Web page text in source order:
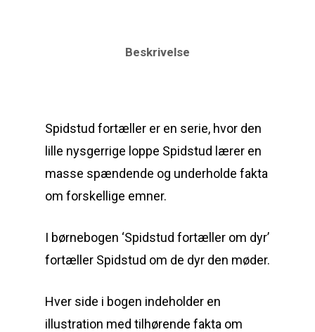
Beskrivelse
Spidstud fortæller er en serie, hvor den
lille nysgerrige loppe Spidstud lærer en
masse spændende og underholde fakta
om forskellige emner.
I børnebogen ‘Spidstud fortæller om dyr’
fortæller Spidstud om de dyr den møder.
Hver side i bogen indeholder en
illustration med tilhørende fakta om